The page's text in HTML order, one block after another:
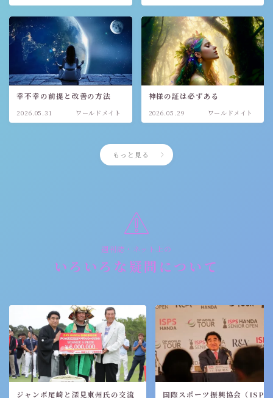
Follow Me
久)
幸不幸の前提と改善の方法
2026.05.31 ワールドメイト
神様の証は必ずある
2026.05.29 ワールドメイト
もっと見る
週刊誌・ネット上の
いろいろな疑問について
ジャンボ尾崎と深見東州氏の交流 国際スポーツ振興協会（ISPS